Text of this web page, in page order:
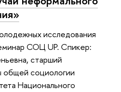
исследования
СОЦ UP. Спикер:
старший
общей социологии
Национального